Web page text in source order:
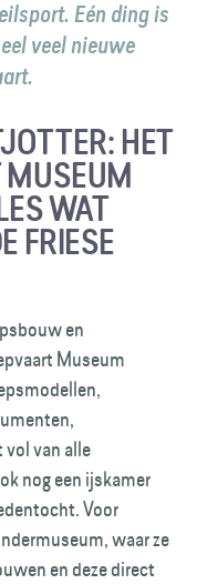
Eén ding is
veel nieuwe
HET
MUSEUM
WAT
FRIESE
en
Museum
vol van alle
nog een ijskamer
Voor
waar ze
en deze direct